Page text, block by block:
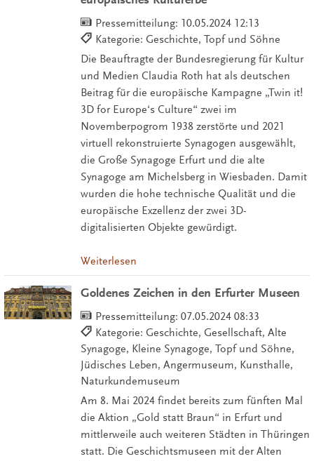
Pressemitteilung: 10.05.2024 12:13
Kategorie: Geschichte, Topf und Söhne
Die Beauftragte der Bundesregierung für Kultur
und Medien Claudia Roth hat als deutschen
Beitrag für die europäische Kampagne „Twin it!
3D for Europe‘s Culture“ zwei im
Novemberpogrom 1938 zerstörte und 2021
virtuell rekonstruierte Synagogen ausgewählt,
die Große Synagoge Erfurt und die alte
Synagoge am Michelsberg in Wiesbaden. Damit
wurden die hohe technische Qualität und die
europäische Exzellenz der zwei 3D-
digitalisierten Objekte gewürdigt.
Weiterlesen
Goldenes Zeichen in den Erfurter Museen
Pressemitteilung: 07.05.2024 08:33
Kategorie: Geschichte, Gesellschaft, Alte
Synagoge, Kleine Synagoge, Topf und Söhne,
Jüdisches Leben, Angermuseum, Kunsthalle,
Naturkundemuseum
Am 8. Mai 2024 findet bereits zum fünften Mal
die Aktion „Gold statt Braun“ in Erfurt und
mittlerweile auch weiteren Städten in Thüringen
statt. Die Geschichtsmuseen mit der Alten